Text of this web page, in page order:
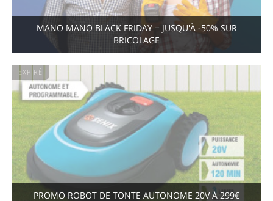
MANO MANO BLACK FRIDAY = JUSQU'À -50% SUR
BRICOLAGE
EXPIRÉ
PROMO ROBOT DE TONTE AUTONOME 20V À 299€